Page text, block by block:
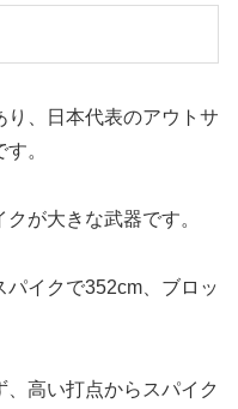
り、日本代表のアウトサ
。
が大きな武器です。
イクで352cm、ブロッ
高い打点からスパイク